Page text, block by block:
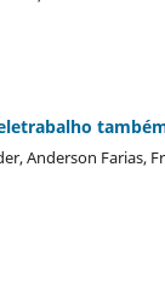
Anderson Farias,